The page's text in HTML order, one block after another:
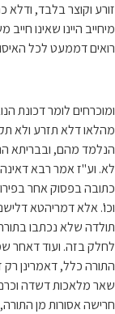
זורע וקוצר בלבד,
מיחייב היינו שאינו
רואים דממעט לכל
ומוכרחים לומר דכונת
מהלאו דלא תזרע ולא
הנלמד מהם, ובבריתא
לא. וע"ז אמר רבא
כתובה בפסוק אחר
וכו'. אלא דמריהטא
תולדה שלא נכתבו
לחלק בזה. ועוד דאחר
התורה כלל, דאמרינן
שאר מלאכות דשדה וכרם
חרישה אסורות מן